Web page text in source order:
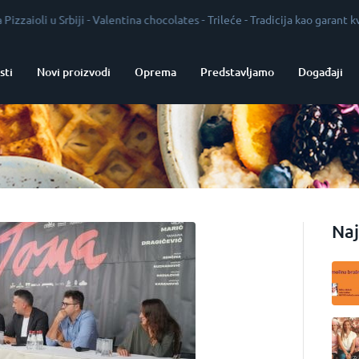
Srbiji-Valentina chocolates- Trileće-Tradicija kao garant kvaliteta -
Novi proizvodi Oprema Predstavljamo Događaji